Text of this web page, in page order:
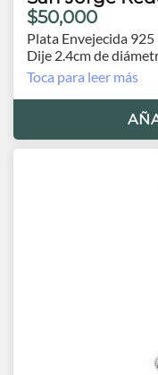
$50,000
Plata Envejecida 925
Dije 2.4cm de
Cadena 60 cm.
Toca para leer más